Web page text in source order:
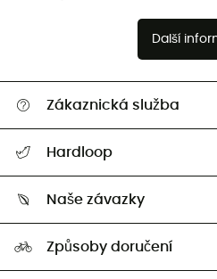
Další
Zákaznická služba
Vrácení zboží a peněz
Hardloop
Naši Ambasadoři
Naše závazky
Způsoby doručení